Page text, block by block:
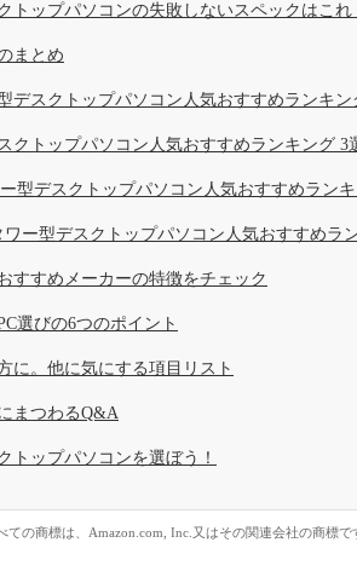
トップパソコンの失敗しないスペックはこれ
まとめ
デスクトップパソコン人気おすすめランキン
クトップパソコン人気おすすめランキング 3
ー型デスクトップパソコン人気おすすめラン
ワー型デスクトップパソコン人気おすすめラ
すすめメーカーの特徴をチェック
選びの6つのポイント
に。他に気にする項目リスト
まつわるQ&A
トップパソコンを選ぼう！
の商標は、Amazon.com, Inc.又はその関連会社の商標で